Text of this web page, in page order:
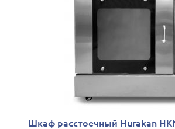
Шкаф расстоечный Hurakan